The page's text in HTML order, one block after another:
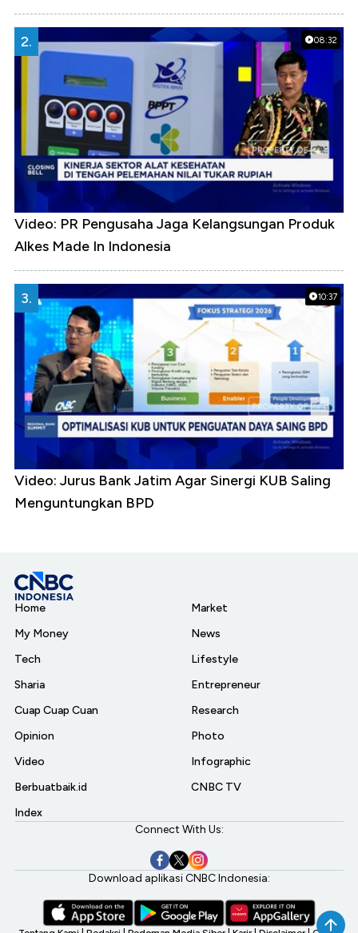
08:32
2.
Video: PR Pengusaha Jaga Kelangsungan Produk
Alkes Made In Indonesia
10:37
3.
Video: Jurus Bank Jatim Agar Sinergi KUB Saling
Menguntungkan BPD
Home
My Money
Tech
Sharia
Cuap Cuap Cuan
Opinion
Video
Berbuatbaik.id
Index
Market
News
Lifestyle
Entrepreneur
Research
Photo
Infographic
CNBC TV
Connect With Us:
Download aplikasi CNBC Indonesia: